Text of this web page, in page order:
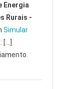
Energia
Rurais -
Simular
: […]